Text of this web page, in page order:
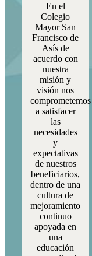
En el
Colegio
Mayor San
Francisco de
Asís de
acuerdo con
nuestra
misión y
visión nos
comprometemos
a satisfacer
las
necesidades
y
expectativas
de nuestros
beneficiarios,
dentro de una
cultura de
mejoramiento
continuo
apoyada en
una
educación